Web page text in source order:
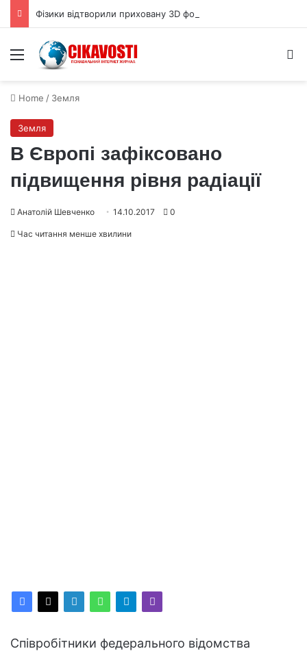
Menu
Home / Земля
Земля
В Європі зафіксовано
підвищення рівня радіації
Анатолій Шевченко 14.10.2017 0
Час читання менше хвилини
Співробітники федерального відомства